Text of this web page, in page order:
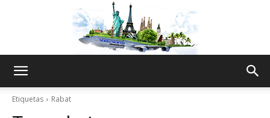
Etiquetas Rabat